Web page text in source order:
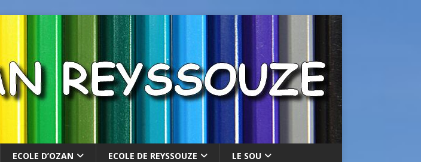
ECOLE D’OZAN ECOLE DE REYSSOUZE LE SOU